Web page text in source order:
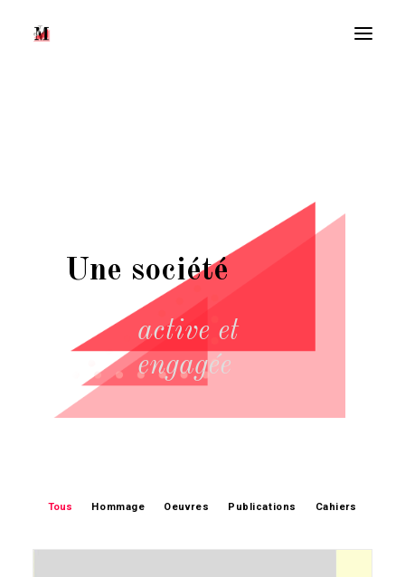
Une société
active et
engagée
Tous Hommage Oeuvres Publications Cahiers